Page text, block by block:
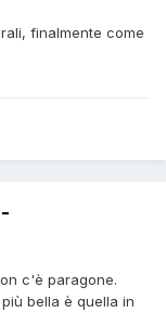
finalmente come
c'è paragone.
bella è quella in